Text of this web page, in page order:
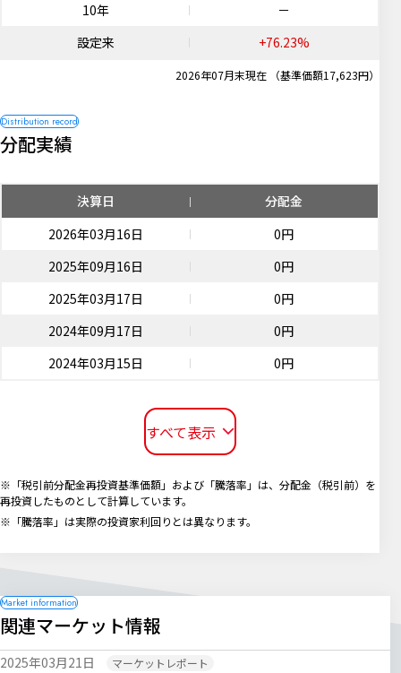
10年
－
設定来
+76.23%
2026年07月末現在 （基準価額17,623円）
分配実績
決算日
分配金
2026年03月16日
0円
2025年09月16日
0円
2025年03月17日
0円
2024年09月17日
0円
2024年03月15日
0円
すべて表示
※「税引前分配金再投資基準価額」および「騰落率」は、分配金（税引前）を
再投資したものとして計算しています。
※「騰落率」は実際の投資家利回りとは異なります。
関連マーケット情報
2025年03月21日 マーケットレポート